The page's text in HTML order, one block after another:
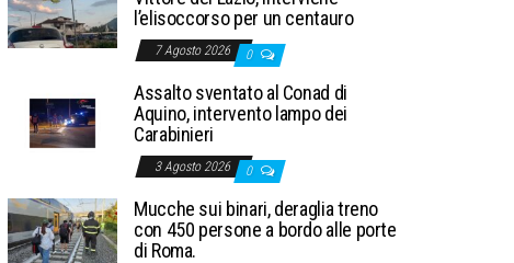
l’elisoccorso per un centauro
7 Agosto 2026 0
Assalto sventato al Conad di
Aquino, intervento lampo dei
Carabinieri
3 Agosto 2026 0
Mucche sui binari, deraglia treno
con 450 persone a bordo alle porte
di Roma.